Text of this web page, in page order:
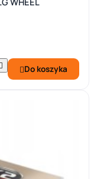
Do koszyka